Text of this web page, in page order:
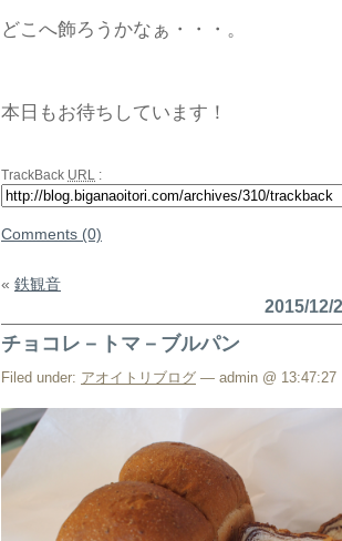
どこへ飾ろうかなぁ・・・。
本日もお待ちしています！
TrackBack URL :
Comments (0)
« 鉄観音
2015/12/
チョコレ－トマ－ブルパン
Filed under: アオイトリブログ — admin @ 13:47:27